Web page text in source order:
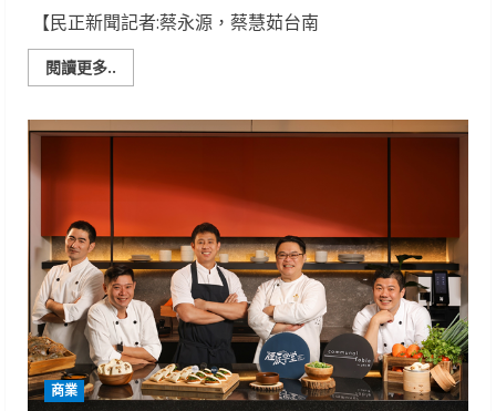
【民正新聞記者:蔡永源，蔡慧茹台南
閱讀更多..
more
揚
基
會
攜
揚
企
業！
慶
祝
2024
重
陽
久
久
社
商業